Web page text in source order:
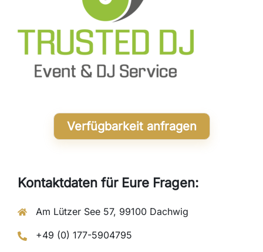
Verfügbarkeit anfragen
Kontaktdaten für Eure Fragen:
Am Lützer See 57, 99100 Dachwig
+49 (0) 177-5904795